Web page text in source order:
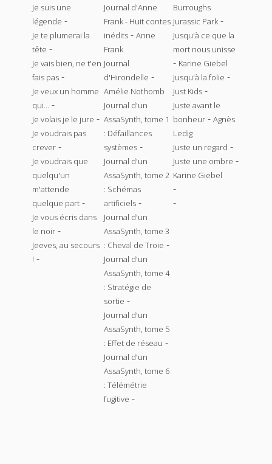
Je suis une
légende -
Je te plumerai la
tête -
Je vais bien, ne t'en
fais pas -
Je veux un homme
qui... -
Je volais je le jure -
Je voudrais pas
crever -
Je voudrais que
quelqu'un
m'attende
quelque part -
Je vous écris dans
le noir -
Jeeves, au secours
! -
Journal d'Anne
Frank - Huit contes
inédits - Anne
Frank
Journal
d'Hirondelle -
Amélie Nothomb
Journal d'un
AssaSynth, tome 1
: Défaillances
systèmes -
Journal d'un
AssaSynth, tome 2
: Schémas
artificiels -
Journal d'un
AssaSynth, tome 3
: Cheval de Troie -
Journal d'un
AssaSynth, tome 4
: Stratégie de
sortie -
Journal d'un
AssaSynth, tome 5
: Effet de réseau -
Journal d'un
AssaSynth, tome 6
: Télémétrie
fugitive -
Burroughs
Jurassic Park -
Jusqu'à ce que la
mort nous unisse
- Karine Giebel
Jusqu'à la folie -
Just Kids -
Juste avant le
bonheur - Agnès
Ledig
Juste un regard -
Juste une ombre -
Karine Giebel
-
-